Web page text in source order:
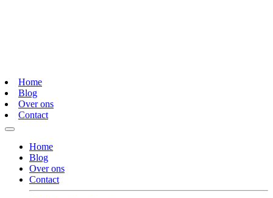
Home
Blog
Over ons
Contact
Home
Blog
Over ons
Contact